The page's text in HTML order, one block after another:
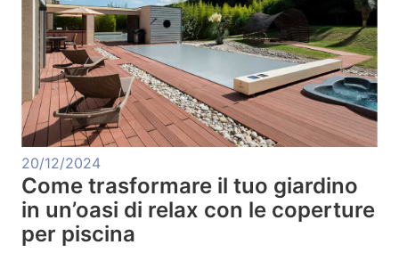
20/12/2024
Come trasformare il tuo giardino
in un’oasi di relax con le coperture
per piscina